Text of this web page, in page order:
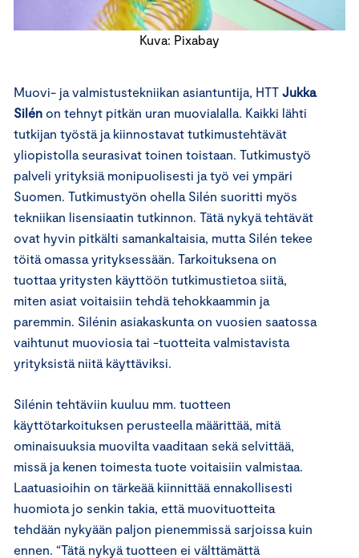
Kuva: Pixabay
Muovi- ja valmistustekniikan asiantuntija, HTT Jukka
Silén on tehnyt pitkän uran muovialalla. Kaikki lähti
tutkijan työstä ja kiinnostavat tutkimustehtävät
yliopistolla seurasivat toinen toistaan. Tutkimustyö
palveli yrityksiä monipuolisesti ja työ vei ympäri
Suomen. Tutkimustyön ohella Silén suoritti myös
tekniikan lisensiaatin tutkinnon. Tätä nykyä tehtävät
ovat hyvin pitkälti samankaltaisia, mutta Silén tekee
töitä omassa yrityksessään. Tarkoituksena on
tuottaa yritysten käyttöön tutkimustietoa siitä,
miten asiat voitaisiin tehdä tehokkaammin ja
paremmin. Silénin asiakaskunta on vuosien saatossa
vaihtunut muoviosia tai -tuotteita valmistavista
yrityksistä niitä käyttäviksi.
Silénin tehtäviin kuuluu mm. tuotteen
käyttötarkoituksen perusteella määrittää, mitä
ominaisuuksia muovilta vaaditaan sekä selvittää,
missä ja kenen toimesta tuote voitaisiin valmistaa.
Laatuasioihin on tärkeää kiinnittää ennakollisesti
huomiota jo senkin takia, että muovituotteita
tehdään nykyään paljon pienemmissä sarjoissa kuin
ennen. “Tätä nykyä tuotteen ei välttämättä